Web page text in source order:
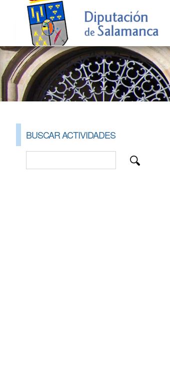
BUSCAR ACTIVIDADES